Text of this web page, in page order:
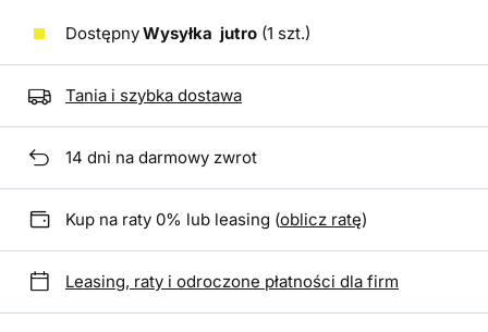
DostępnyWysyłka jutro (1 szt.)
Tania i szybka dostawa
14 dni na darmowy zwrot
Kup na raty 0% lub leasing (oblicz ratę)
Leasing, raty i odroczone płatności dla firm